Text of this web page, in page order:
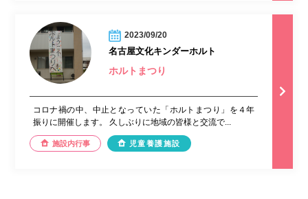
2023/09/20
名古屋文化キンダーホルト
ホルトまつり
コロナ禍の中、中止となっていた「ホルトまつり」を４年
振りに開催します。 久しぶりに地域の皆様と交流で...
施設内行事 児童養護施設